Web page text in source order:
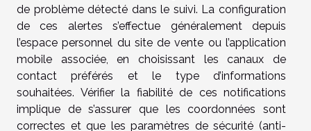
de problème détecté dans le suivi. La configuration
de ces alertes s’effectue généralement depuis
l’espace personnel du site de vente ou l’application
mobile associée, en choisissant les canaux de
contact préférés et le type d’informations
souhaitées. Vérifier la fiabilité de ces notifications
implique de s’assurer que les coordonnées sont
correctes et que les paramètres de sécurité (anti-